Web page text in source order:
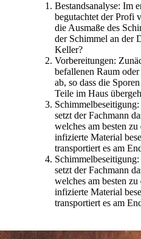
Bestandsanalyse: Im
begutachtet der Profi
die Ausmaße des
der Schimmel an der
Keller?
Vorbereitungen:
befallenen Raum
ab, so dass die
Teile im Haus
setzt der Fachmann
welches am besten
infizierte Material
transportiert es am
setzt der Fachmann
welches am besten
infizierte Material
transportiert es am